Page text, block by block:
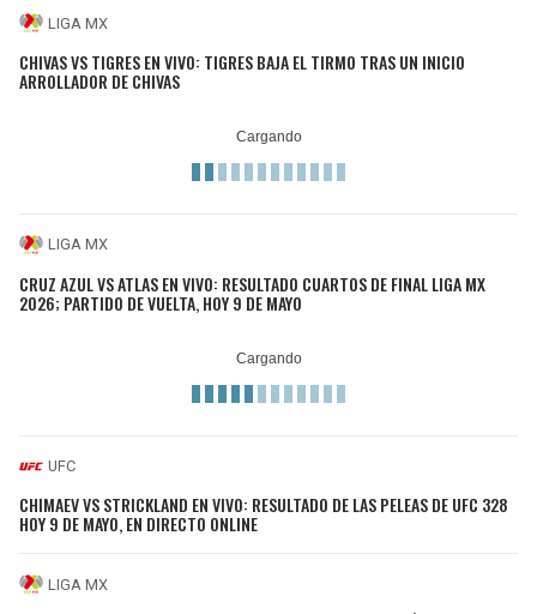
LIGA MX
CHIVAS VS TIGRES EN VIVO: TIGRES BAJA EL TIRMO TRAS UN INICIO
ARROLLADOR DE CHIVAS
LIGA MX
CRUZ AZUL VS ATLAS EN VIVO: RESULTADO CUARTOS DE FINAL LIGA MX
2026; PARTIDO DE VUELTA, HOY 9 DE MAYO
UFC
CHIMAEV VS STRICKLAND EN VIVO: RESULTADO DE LAS PELEAS DE UFC 328
HOY 9 DE MAYO, EN DIRECTO ONLINE
LIGA MX